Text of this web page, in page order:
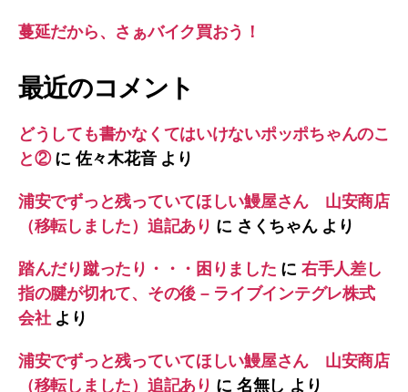
蔓延だから、さぁバイク買おう！
最近のコメント
どうしても書かなくてはいけないポッポちゃんのこ
と②に佐々木花音より
浦安でずっと残っていてほしい鰻屋さん 山安商店
（移転しました）追記あり に さくちゃんより
踏んだり蹴ったり・・・困りました に 右手人差し
指の腱が切れて、その後 – ライブインテグレ株式
会社より
浦安でずっと残っていてほしい鰻屋さん 山安商店
（移転しました）追記あり に 名無し より